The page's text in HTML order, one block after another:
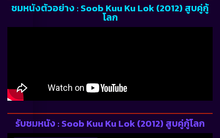
ชมหนังตัวอย่าง : Soob Kuu Ku Lok (2012) สูบคู่กู้
โลก
รับชมหนัง : Soob Kuu Ku Lok (2012) สูบคู่กู้โลก